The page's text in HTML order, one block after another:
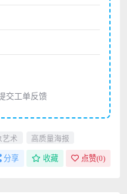
交工单反馈
艺术 高质量海报
分享 收藏 点赞(0)